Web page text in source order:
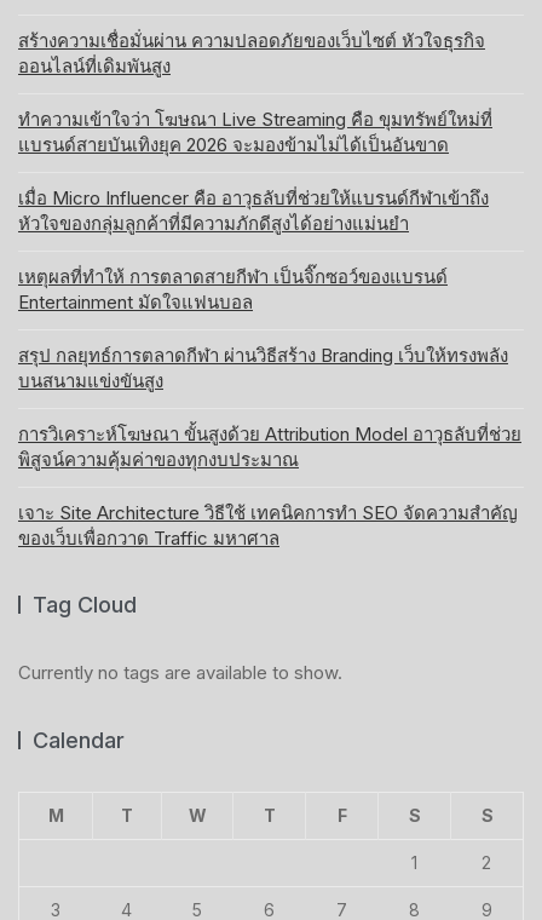
สร้างความเชื่อมั่นผ่าน ความปลอดภัยของเว็บไซต์ หัวใจธุรกิจ
ออนไลน์ที่เดิมพันสูง
ทำความเข้าใจว่า โฆษณา Live Streaming คือ ขุมทรัพย์ใหม่ที่
แบรนด์สายบันเทิงยุค 2026 จะมองข้ามไม่ได้เป็นอันขาด
เมื่อ Micro Influencer คือ อาวุธลับที่ช่วยให้แบรนด์กีฬาเข้าถึง
หัวใจของกลุ่มลูกค้าที่มีความภักดีสูงได้อย่างแม่นยำ
เหตุผลที่ทำให้ การตลาดสายกีฬา เป็นจิ๊กซอว์ของแบรนด์
Entertainment มัดใจแฟนบอล
สรุป กลยุทธ์การตลาดกีฬา ผ่านวิธีสร้าง Branding เว็บให้ทรงพลัง
บนสนามแข่งขันสูง
การวิเคราะห์โฆษณา ขั้นสูงด้วย Attribution Model อาวุธลับที่ช่วย
พิสูจน์ความคุ้มค่าของทุกงบประมาณ
เจาะ Site Architecture วิธีใช้ เทคนิคการทำ SEO จัดความสำคัญ
ของเว็บเพื่อกวาด Traffic มหาศาล
Tag Cloud
Currently no tags are available to show.
Calendar
M T W T F S S
1 2
3 4 5 6 7 8 9